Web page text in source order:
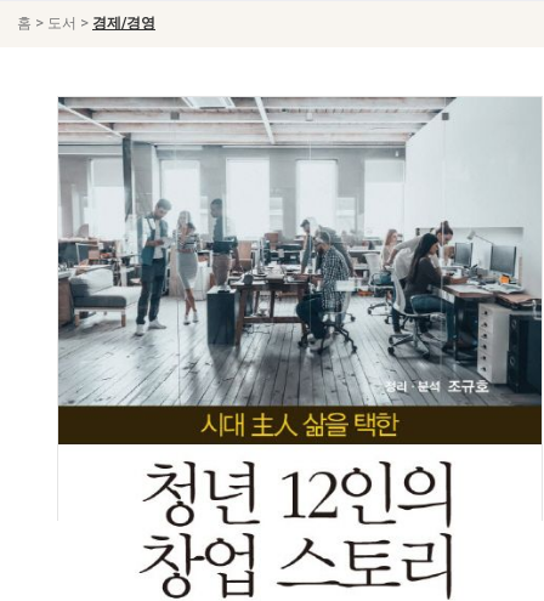
홈 > 도서 > 경제/경영